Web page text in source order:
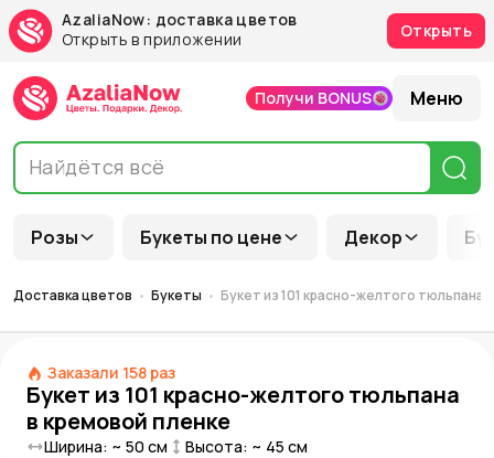
AzaliaNow: доставка цветов
Открыть в приложении
Открыть
Розы Букеты по цене Декор
Получи BONUS Меню
Доставка цветов Букеты Букет из 101 красно-желтого тюльпана
Заказали 158 раз
Букет из 101 красно-желтого тюльпана
в кремовой пленке
Ширина: ~ 50 см Высота: ~ 45 см